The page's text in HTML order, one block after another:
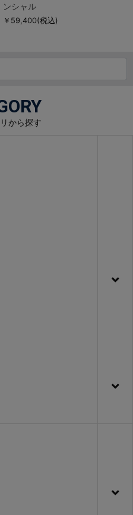
ンシャル
￥59,400(税込)
から探す